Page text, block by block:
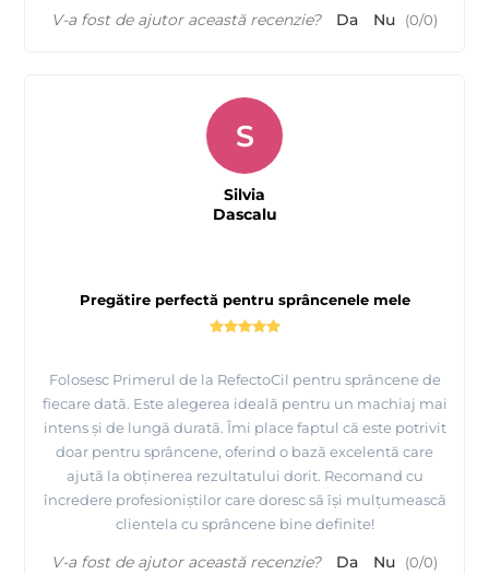
Produs Vegan
Ingrediente PrimerMedium:
Aqua, Alcohol denat., Safflower Flower/(Achillea Millefolium/Calendula
Officinalis Flower/Leaf/Stem)/(Vaccinium Myrtillus/Vitex Agnus-Castus
Fruit)/Rhus Chinensis Gall/(Camellia Sinensis/Nettle Leaf)/Dichroa
Febrifuga Root/Grape Seed/(Juniperus Communis Stem/Leaf)/Acacia
Catechu Wood/Goldenrod/Hypericum Perforatum Extract, Carbomer,
V-a fost de ajutor această recenzie? Da Nu (0/0)
Pregătire perfectă pentru sprâncenele mele
Folosesc Primerul de la RefectoCil pentru sprâncene de
fiecare dată. Este alegerea ideală pentru un machiaj mai
intens și de lungă durată. Îmi place faptul că este potrivit
doar pentru sprâncene, oferind o bază excelentă care
ajută la obținerea rezultatului dorit. Recomand cu
încredere profesioniștilor care doresc să își mulțumească
clientela cu sprâncene bine definite!
S
Silvia
Dascalu
V-a fost de ajutor această recenzie? Da Nu (0/0)